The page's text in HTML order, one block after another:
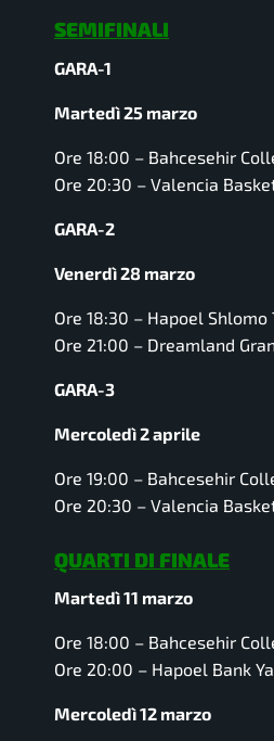
SEMIFINALI
GARA-1
Martedì 25 marzo
Ore 18:00 – Bahcesehir
Ore 20:30 – Valencia
GARA-2
Venerdì 28 marzo
Ore 18:30 – Hapoel Shlomo
Ore 21:00 – Dreamland
GARA-3
Mercoledì 2 aprile
Ore 19:00 – Bahcesehir
Ore 20:30 – Valencia
QUARTI DI FINALE
Martedì 11 marzo
Ore 18:00 – Bahcesehir
Ore 20:00 – Hapoel Bank
Mercoledì 12 marzo